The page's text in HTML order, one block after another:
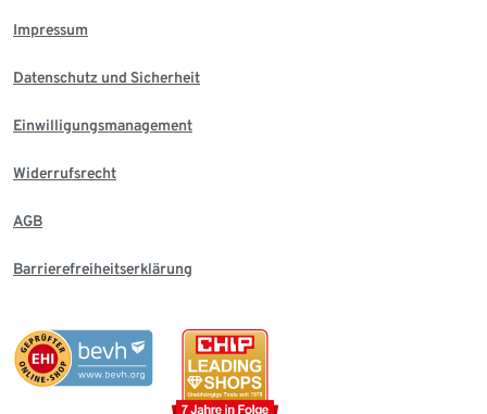
Impressum
Datenschutz und Sicherheit
Einwilligungsmanagement
Widerrufsrecht
AGB
Barrierefreiheitserklärung